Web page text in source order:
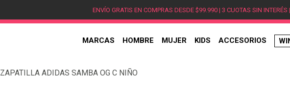
ENVÍO GRATIS EN COMPRAS DESDE $99.990 | 3 CUOTAS SIN INTERÉS
MARCAS HOMBRE MUJER KIDS ACCESORIOS
ZAPATILLA ADIDAS SAMBA OG C NIÑO